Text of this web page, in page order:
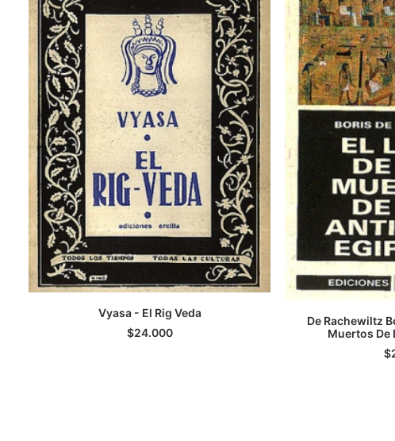
LEER MÁS
Vyasa - El Rig Veda
$24.000
De Rachewiltz
Muertos De
$